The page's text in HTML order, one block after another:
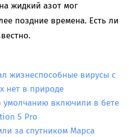
жидкий азот мог
поздние времена. Есть ли
жизнеспособные вирусы с
нет в природе
умолчанию включили в бете
5 Pro
за спутником Марса